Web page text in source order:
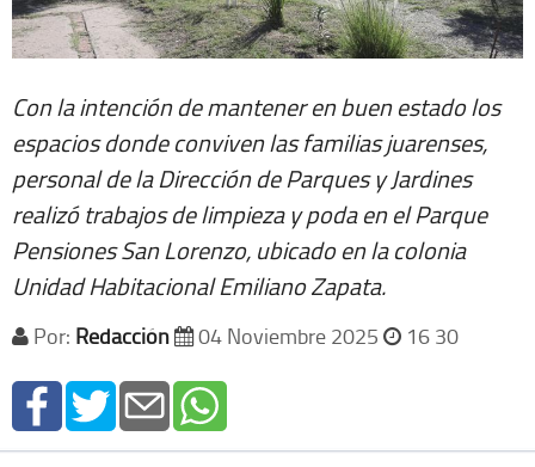
Con la intención de mantener en buen estado los
espacios donde conviven las familias juarenses,
personal de la Dirección de Parques y Jardines
realizó trabajos de limpieza y poda en el Parque
Pensiones San Lorenzo, ubicado en la colonia
Unidad Habitacional Emiliano Zapata.
Por: Redacción 04 Noviembre 2025 16 30